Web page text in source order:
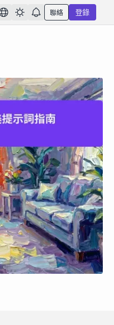
聯絡 登錄